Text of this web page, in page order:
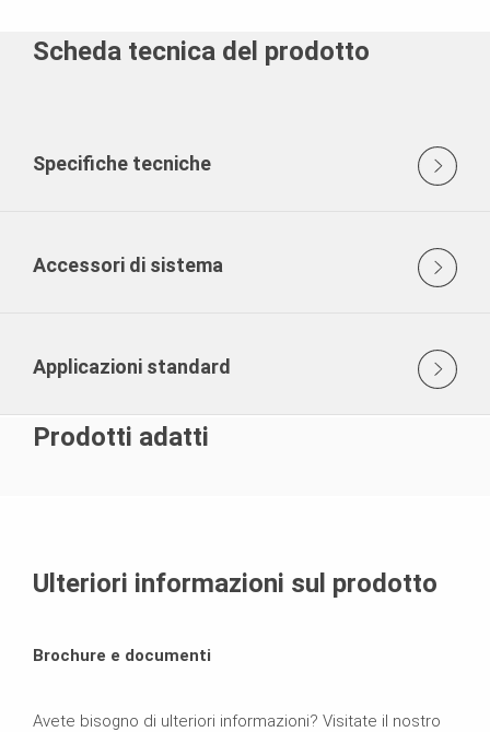
Scheda tecnica del prodotto
Specifiche tecniche
Accessori di sistema
Applicazioni standard
Prodotti adatti
Ulteriori informazioni sul prodotto
Brochure e documenti
Avete bisogno di ulteriori informazioni? Visitate il nostro